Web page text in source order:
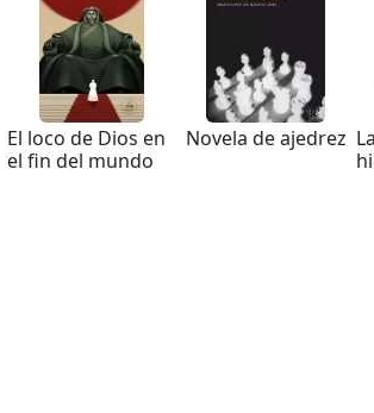
El loco de Dios en
el fin del mundo
Novela de ajedrez